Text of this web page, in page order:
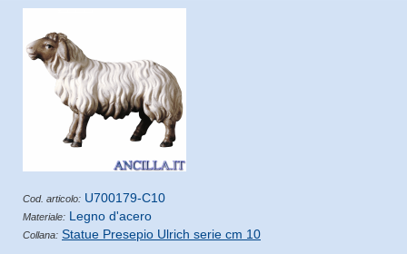
Cod. articolo: U700179-C10
Materiale: Legno d'acero
Collana: Statue Presepio Ulrich serie cm 10